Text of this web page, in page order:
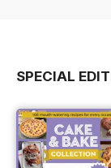
SPECIAL